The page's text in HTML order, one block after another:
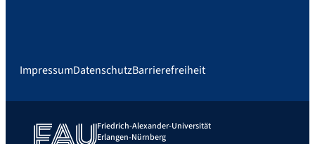
ImpressumDatenschutzBarrierefreiheit
Friedrich-Alexander-Universität
Erlangen-Nürnberg